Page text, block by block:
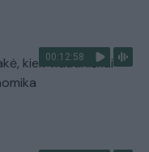
00:12:58
kiek vidutiniškai